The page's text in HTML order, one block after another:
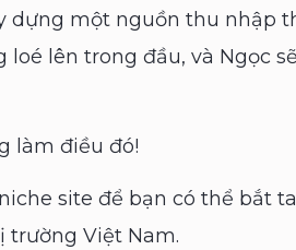
dựng một nguồn thu nhập
lên trong đầu, và Ngọc
làm điều đó!
site để bạn có thể bắt
Việt Nam.